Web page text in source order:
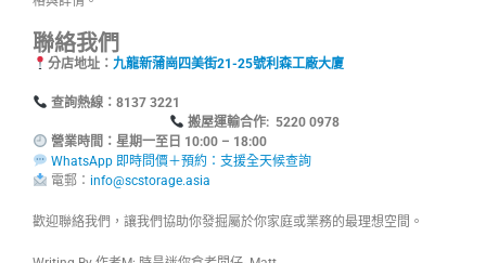
聯絡我們
分店地址： 九龍新蒲崗四美街21-25號利森工廠大廈
查詢熱線：
搬屋運輸合作: 5220 0978
營業時間：星期一至日 10:00 – 18:00
WhatsApp 即時問價＋預約：支援全天候查詢
電郵： info@scstorage.asia
歡迎聯絡我們，讓我們協助你發掘屬於你家庭或業務的最理想空間。